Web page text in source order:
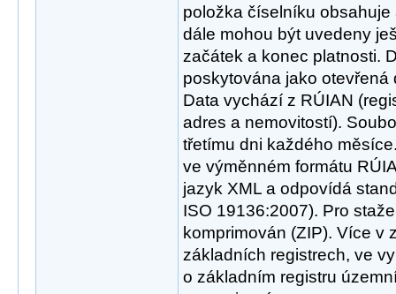
položka číselníku obsahuje
dále mohou být uvedeny
začátek a konec platnosti.
poskytována jako otevřená
Data vychází z RÚIAN
adres a nemovitostí).
třetímu dni každého
ve výměnném formátu
jazyk XML a odpovídá
ISO 19136:2007). Pro
komprimován (ZIP). Více v
základních registrech, ve
o základním registru